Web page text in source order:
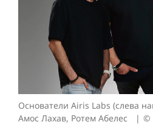
Основатели Airis Labs (слева
Амос Лахав, Ротем Абелес
©